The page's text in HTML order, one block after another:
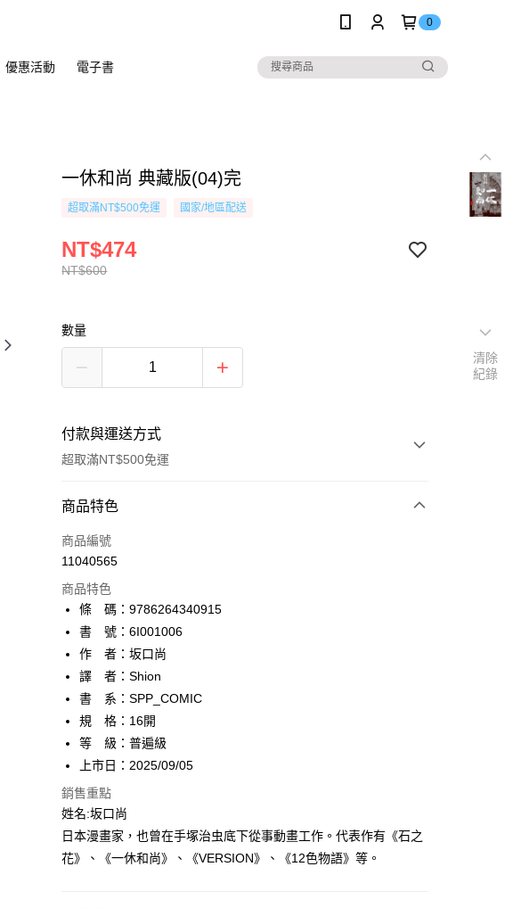
0
優惠活動 電子書
一休和尚 典藏版(04)完
超取滿NT$500免運 國家/地區配送
NT$600
NT$474
數量
付款與運送方式
超取滿NT$500免運
付款方式
信用卡一次付款
AFTEE先享後付
相關說明
AFTEE先享後付是「在收到商品之後才付款」的支付方式。 讓您購物簡單
便利好安心！
１．簡單：不需註冊會員、不需綁卡、不需儲值。
２．便利：只要手機號碼，簡訊認證，即可結帳。
３．安心：先確認商品／服務後，再付款。
１．於結帳方式選擇「AFTEE先享後付」後，將跳轉至「AFTEE先享後
付」結帳頁面，進行簡訊認證並確認金額後，即可完成結帳。
２．訂單成立數日內，您將收到繳費通知簡訊。
３．收到繳費通知簡訊後14天內，點擊此簡訊中的連結，可透過四大超商
／ATM／網路銀行／等多元方式進行付款，方視為交易完成。
※ 請注意：結帳手續完成當下不需立刻繳費，但若您需要取消訂單，請聯
絡購買商品的店家。未經商家同意取消之訂單仍視為有效，需透過AFTEE
ATM付款
運送方式
全家取貨付款
每筆NT$80，滿NT$500(含以上)免運費
付款後全家取貨
每筆NT$80，滿NT$500(含以上)免運費
萊爾富取貨付款
商品特色
商品編號
11040565
商品特色
條 碼：9786264340915
書 號：6I001006
作 者：坂口尚
譯 者：Shion
書 系：SPP_COMIC
規 格：16開
等 級：普遍級
上市日：2025/09/05
銷售重點
姓名:坂口尚
日本漫畫家，也曾在手塚治虫底下從事動畫工作。代表作有《石之
花》、《一休和尚》、《VERSION》、《12色物語》等。
清除
紀錄